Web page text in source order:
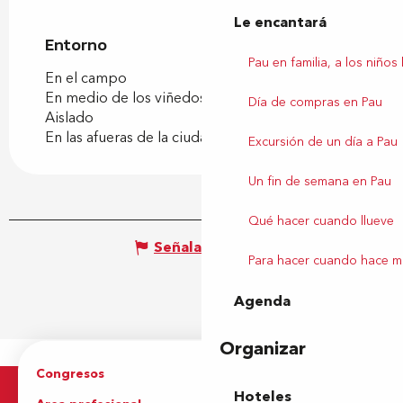
Le encantará
Pau en familia, a los niños
Día de compras en Pau
Excursión de un día a Pau
Un fin de semana en Pau
Qué hacer cuando llueve
Para hacer cuando hace
Agenda
Organizar
Hoteles
Entorno
Entorno
En el campo
En medio de los viñedos
Aislado
En las afueras de la ciudad
Señalar un error
Congresos